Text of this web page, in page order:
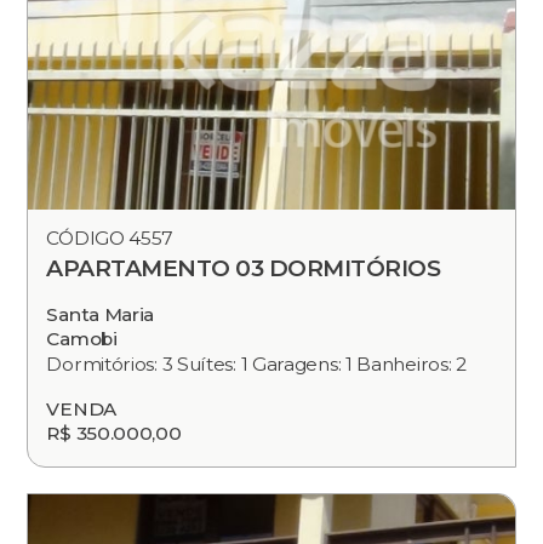
CÓDIGO 4557
APARTAMENTO 03 DORMITÓRIOS
Santa Maria
Camobi
Dormitórios: 3 Suítes: 1 Garagens: 1 Banheiros: 2
VENDA
R$ 350.000,00